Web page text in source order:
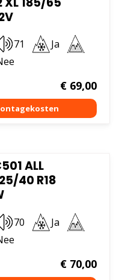
71
Ja
€69,00
ALL
40 R18
70
Ja
€70,00